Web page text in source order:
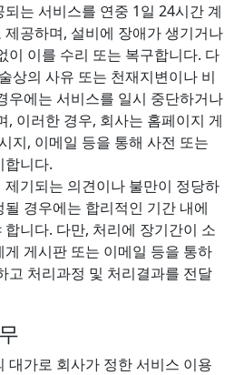
는 서비스를 연중 1일 24시간 계
공하며, 설비에 장애가 생기거나
이 이를 수리 또는 복구합니다. 다
상의 사유 또는 천재지변이나 비
우에는 서비스를 일시 중단하거나
, 이러한 경우, 회사는 홈페이지 게
지, 이메일 등을 통해 사전 또는
합니다.
기되는 의견이나 불만이 정당하
경우에는 합리적인 기간 내에
니다. 다만, 처리에 장기간이 소
게시판 또는 이메일 등을 통하
고 처리과정 및 처리결과를 전달
대가로 회사가 정한 서비스 이용